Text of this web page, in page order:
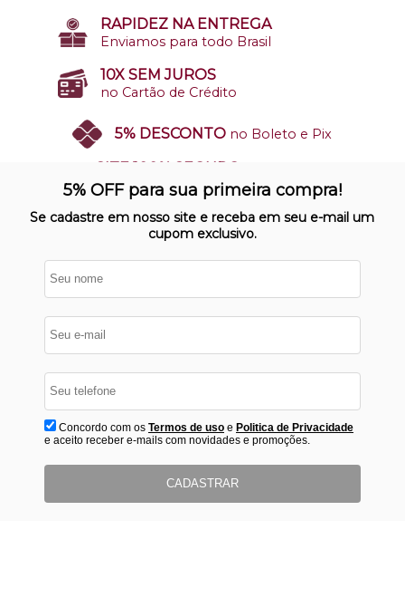
RAPIDEZ NA ENTREGA
Enviamos para todo Brasil
10X SEM JUROS
no Cartão de Crédito
5% DESCONTO no Boleto e Pix
SITE 100% SEGURO
Nosso site opera em ambiente
protegido
5% OFF para sua primeira compra!
Se cadastre em nosso site e receba em seu e-mail um
cupom exclusivo.
Concordo com os Termos de usoe Politica de Privacidade
e aceito receber e-mails com novidades e promoções.
CADASTRAR